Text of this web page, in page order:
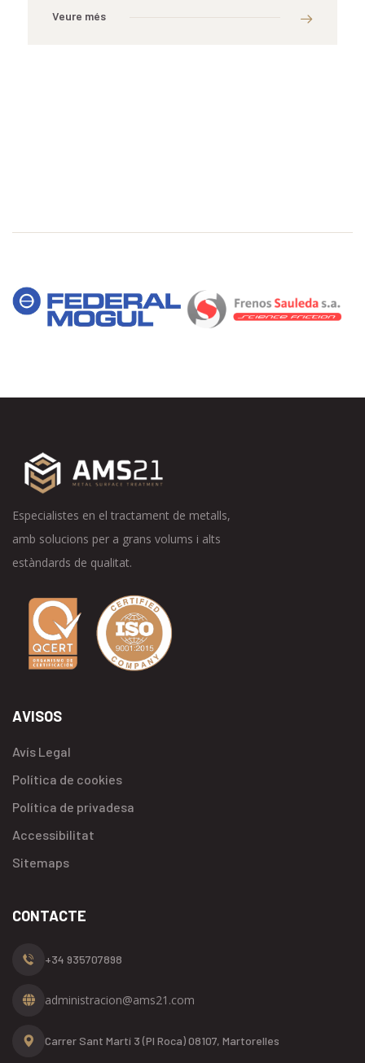
Veure més
Especialistes en el tractament de metalls,
amb solucions per a grans volums i alts
estàndards de qualitat.
AVISOS
Avís Legal
Política de cookies
Política de privadesa
Accessibilitat
Sitemaps
CONTACTE
+34 935707898
administracion@ams21.com
Carrer Sant Martí 3 (PI Roca)08107, Martorelles